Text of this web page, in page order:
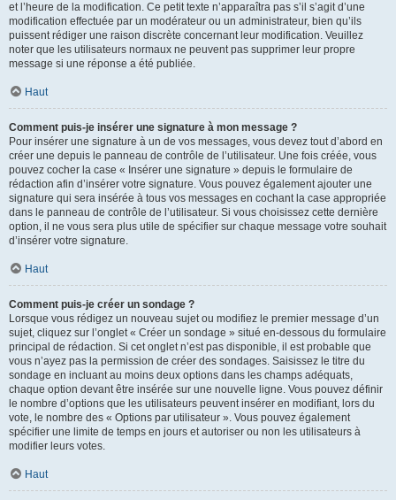
et l’heure de la modification. Ce petit texte n’apparaîtra pas s’il s’agit d’une
modification effectuée par un modérateur ou un administrateur, bien qu’ils
puissent rédiger une raison discrète concernant leur modification. Veuillez
noter que les utilisateurs normaux ne peuvent pas supprimer leur propre
message si une réponse a été publiée.
Haut
Comment puis-je insérer une signature à mon message ?
Pour insérer une signature à un de vos messages, vous devez tout d’abord en
créer une depuis le panneau de contrôle de l’utilisateur. Une fois créée, vous
pouvez cocher la case « Insérer une signature » depuis le formulaire de
rédaction afin d’insérer votre signature. Vous pouvez également ajouter une
signature qui sera insérée à tous vos messages en cochant la case appropriée
dans le panneau de contrôle de l’utilisateur. Si vous choisissez cette dernière
option, il ne vous sera plus utile de spécifier sur chaque message votre souhait
d’insérer votre signature.
Haut
Comment puis-je créer un sondage ?
Lorsque vous rédigez un nouveau sujet ou modifiez le premier message d’un
sujet, cliquez sur l’onglet « Créer un sondage » situé en-dessous du formulaire
principal de rédaction. Si cet onglet n’est pas disponible, il est probable que
vous n’ayez pas la permission de créer des sondages. Saisissez le titre du
sondage en incluant au moins deux options dans les champs adéquats,
chaque option devant être insérée sur une nouvelle ligne. Vous pouvez définir
le nombre d’options que les utilisateurs peuvent insérer en modifiant, lors du
vote, le nombre des « Options par utilisateur ». Vous pouvez également
spécifier une limite de temps en jours et autoriser ou non les utilisateurs à
modifier leurs votes.
Haut